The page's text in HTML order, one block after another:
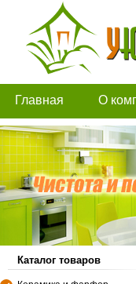
Главная О
Каталог товаров